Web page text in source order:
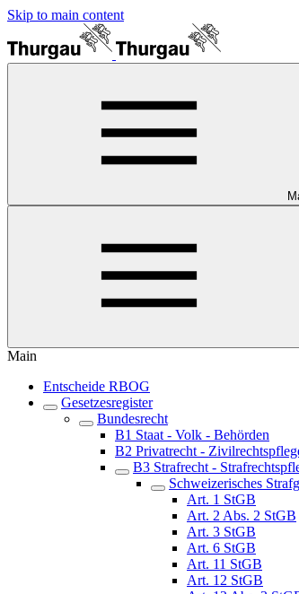
Skip to main content
Main
Entscheide RBOG
Gesetzesregister
Bundesrecht
B1 Staat - Volk - Behörden
B2 Privatrecht -
B3 Strafrecht -
Schweizerisches
Art. 1 StGB
Art. 2 Abs. 2 StGB
Art. 3 StGB
Art. 6 StGB
Art. 11 StGB
Art. 12 StGB